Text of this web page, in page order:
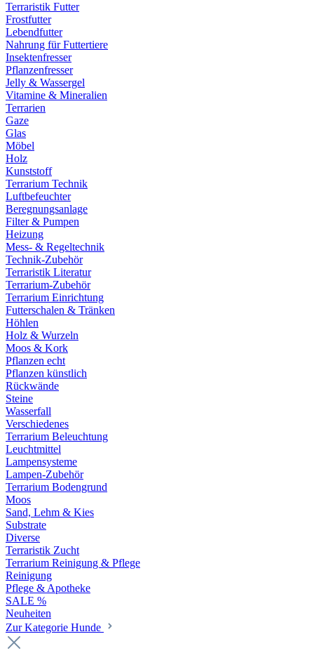
Terraristik Futter
Frostfutter
Lebendfutter
Nahrung für Futtertiere
Insektenfresser
Pflanzenfresser
Jelly & Wassergel
Vitamine & Mineralien
Terrarien
Gaze
Glas
Möbel
Holz
Kunststoff
Terrarium Technik
Luftbefeuchter
Beregnungsanlage
Filter & Pumpen
Heizung
Mess- & Regeltechnik
Technik-Zubehör
Terraristik Literatur
Terrarium-Zubehör
Terrarium Einrichtung
Futterschalen & Tränken
Höhlen
Holz & Wurzeln
Moos & Kork
Pflanzen echt
Pflanzen künstlich
Rückwände
Steine
Wasserfall
Verschiedenes
Terrarium Beleuchtung
Leuchtmittel
Lampensysteme
Lampen-Zubehör
Terrarium Bodengrund
Moos
Sand, Lehm & Kies
Substrate
Diverse
Terraristik Zucht
Terrarium Reinigung & Pflege
Reinigung
Pflege & Apotheke
SALE %
Neuheiten
Zur Kategorie Hunde